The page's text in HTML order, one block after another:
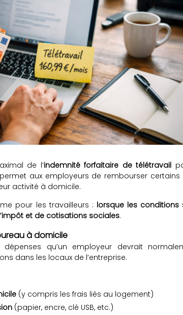
de l’indemnité forfaitaire de télétravail
aux employeurs de rembourser certains
activité à domicile.
pour les travailleurs : lorsque les conditions
et de cotisations sociales.
à domicile
qu’un employeur devrait
dans les locaux de l’entreprise.
(y compris les frais liés au logement)
(papier, encre, clé USB, etc.)